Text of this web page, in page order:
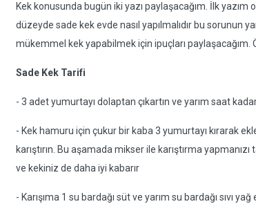
Kek konusunda bugün iki yazı paylaşacağım. İlk
düzeyde sade kek evde nasıl yapılmalıdır bu sorunun
mükemmel kek yapabilmek için ipuçları paylaşacağım.
Sade Kek Tarifi
- 3 adet yumurtayı dolaptan çıkartın ve yarım saat
- Kek hamuru için çukur bir kaba 3 yumurtayı kırarak
karıştırın. Bu aşamada mikser ile karıştırma
ve kekiniz de daha iyi kabarır
- Karışıma 1 su bardağı süt ve yarım su bardağı sıvı